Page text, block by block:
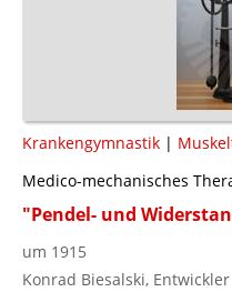
Krankengymnastik |
Medico-mechanisches
"Pendel- und
um 1915
Konrad Biesalski, Entwickler